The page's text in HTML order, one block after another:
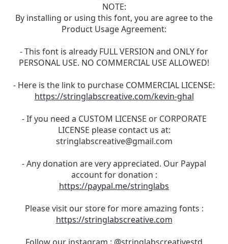
NOTE:
By installing or using this font, you are agree to the
Product Usage Agreement:
- This font is already FULL VERSION and ONLY for
PERSONAL USE. NO COMMERCIAL USE ALLOWED!
- Here is the link to purchase COMMERCIAL LICENSE:
https://stringlabscreative.com/kevin-ghal
- If you need a CUSTOM LICENSE or CORPORATE
LICENSE please contact us at:
stringlabscreative@gmail.com
- Any donation are very appreciated. Our Paypal
account for donation :
https://paypal.me/stringlabs
Please visit our store for more amazing fonts :
https://stringlabscreative.com
Follow our instagram : @stringlabscreativestd